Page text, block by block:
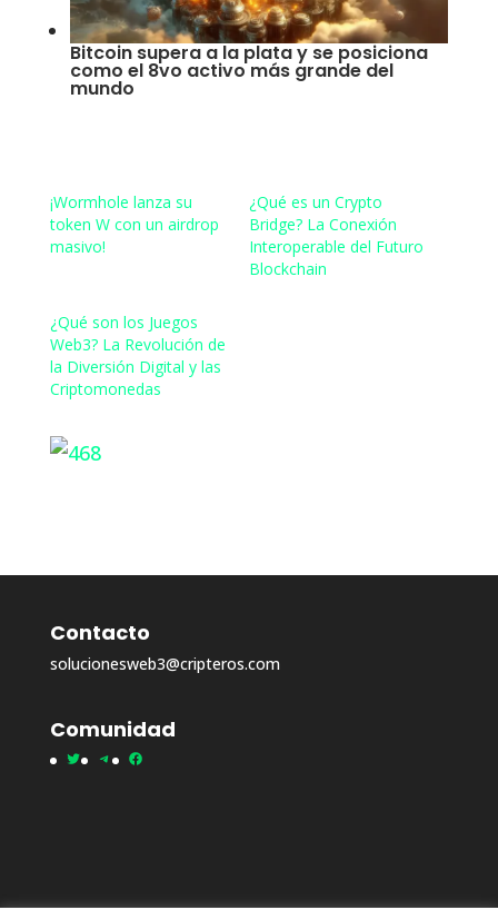
Bitcoin supera a la plata y se posiciona
como el 8vo activo más grande del
mundo
¡Wormhole lanza su
token W con un airdrop
masivo!
¿Qué es un Crypto
Bridge? La Conexión
Interoperable del Futuro
Blockchain
¿Qué son los Juegos
Web3? La Revolución de
la Diversión Digital y las
Criptomonedas
Contacto
solucionesweb3@cripteros.com
Comunidad
TwitterTelegramFacebook